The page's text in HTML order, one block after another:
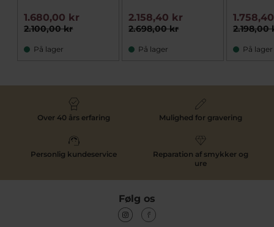
2.100,00 kr
1.680,00 kr
På lager
2.698,00 kr
2.158,40 kr
På lager
2.198,00
På lager
Over 40 års erfaring Mulighed for gravering
Personlig kundeservice
Reparation af smykker og
ure
Følg os